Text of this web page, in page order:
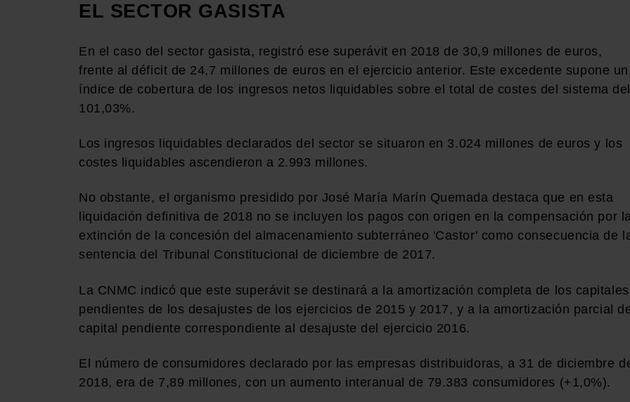
EL SECTOR GASISTA
En el caso del sector gasista, registró ese superávit en 2018 de 30,9 millones de euros,
frente al déficit de 24,7 millones de euros en el ejercicio anterior. Este excedente supone un
índice de cobertura de los ingresos netos liquidables sobre el total de costes del sistema del
101,03%.
Los ingresos liquidables declarados del sector se situaron en 3.024 millones de euros y los
costes liquidables ascendieron a 2.993 millones.
No obstante, el organismo presidido por José María Marín Quemada destaca que en esta
liquidación definitiva de 2018 no se incluyen los pagos con origen en la compensación por
extinción de la concesión del almacenamiento subterráneo 'Castor' como consecuencia de
sentencia del Tribunal Constitucional de diciembre de 2017.
La CNMC indicó que este superávit se destinará a la amortización completa de los capitales
pendientes de los desajustes de los ejercicios de 2015 y 2017, y a la amortización parcial
capital pendiente correspondiente al desajuste del ejercicio 2016.
El número de consumidores declarado por las empresas distribuidoras, a 31 de diciembre
2018, era de 7,89 millones, con un aumento interanual de 79.383 consumidores (+1,0%).